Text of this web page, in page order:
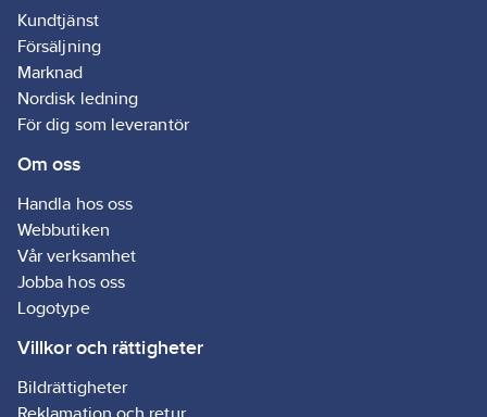
Kundtjänst
Försäljning
Marknad
Nordisk ledning
För dig som leverantör
Om oss
Handla hos oss
Webbutiken
Vår verksamhet
Jobba hos oss
Logotype
Villkor och rättigheter
Bildrättigheter